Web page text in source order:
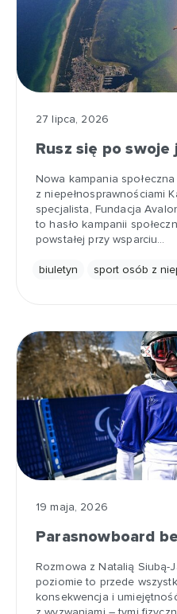
27 lipca, 2026
Rusz się po swoje
Nowa kampania
z niepełnosprawnościami
specjalista, Fundacja
to hasło kampanii
powstałej przy wsparciu…
biuletyn sport osób z
19 maja, 2026
Parasnowboard
Rozmowa z Natalią Siubą-
poziomie to przede
konsekwencja i